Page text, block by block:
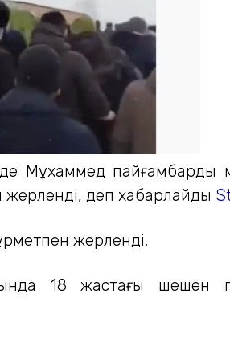
Мұхаммед пайғамбарды
жерленді, деп хабарлайды
жерленді.
18 жастағы шешен